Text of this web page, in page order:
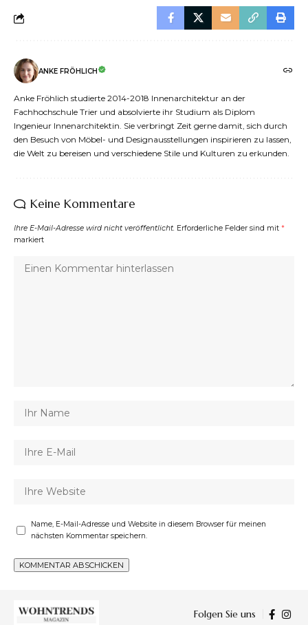
ANKE FRÖHLICH
Anke Fröhlich studierte 2014-2018 Innenarchitektur an der
Fachhochschule Trier und absolvierte ihr Studium als Diplom
Ingenieur Innenarchitektin. Sie verbringt Zeit gerne damit, sich durch
den Besuch von Möbel- und Designausstellungen inspirieren zu lassen,
die Welt zu bereisen und verschiedene Stile und Kulturen zu erkunden.
Keine Kommentare
Ihre E-Mail-Adresse wird nicht veröffentlicht. Erforderliche Felder sind mit *
markiert
Name, E-Mail-Adresse und Website in diesem Browser für meinen
nächsten Kommentar speichern.
Folgen Sie uns